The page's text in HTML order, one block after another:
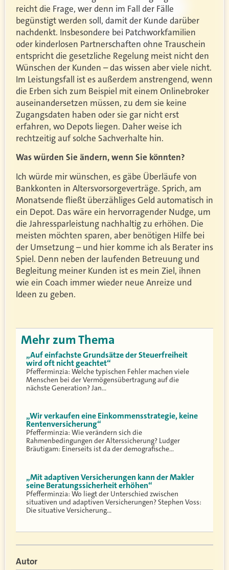
reicht die Frage, wer denn im Fall der Fälle
begünstigt werden soll, damit der Kunde darüber
nachdenkt. Insbesondere bei Patchworkfamilien
oder kinderlosen Partnerschaften ohne Trauschein
entspricht die gesetzliche Regelung meist nicht den
Wünschen der Kunden – das wissen aber viele nicht.
Im Leistungsfall ist es außerdem anstrengend, wenn
die Erben sich zum Beispiel mit einem Onlinebroker
auseinandersetzen müssen, zu dem sie keine
Zugangsdaten haben oder sie gar nicht erst
erfahren, wo Depots liegen. Daher weise ich
rechtzeitig auf solche Sachverhalte hin.
Was würden Sie ändern, wenn Sie könnten?
Ich würde mir wünschen, es gäbe Überläufe von
Bankkonten in Altersvorsorgeverträge. Sprich, am
Monatsende fließt überzähliges Geld automatisch in
ein Depot. Das wäre ein hervorragender Nudge, um
die Jahressparleistung nachhaltig zu erhöhen. Die
meisten möchten sparen, aber benötigen Hilfe bei
der Umsetzung – und hier komme ich als Berater ins
Spiel. Denn neben der laufenden Betreuung und
Begleitung meiner Kunden ist es mein Ziel, ihnen
wie ein Coach immer wieder neue Anreize und
Ideen zu geben.
Mehr zum Thema
„Auf einfachste Grundsätze der Steuerfreiheit
wird oft nicht geachtet“
Pfefferminzia: Welche typischen Fehler machen viele
Menschen bei der Vermögensübertragung auf die
nächste Generation? Jan…
„Wir verkaufen eine Einkommensstrategie, keine
Rentenversicherung“
Pfefferminzia: Wie verändern sich die
Rahmenbedingungen der Alterssicherung? Ludger
Bräutigam: Einerseits ist da der demografische…
„Mit adaptiven Versicherungen kann der Makler
seine Beratungssicherheit erhöhen“
Pfefferminzia: Wo liegt der Unterschied zwischen
situativen und adaptiven Versicherungen? Stephen Voss:
Die situative Versicherung…
Autor